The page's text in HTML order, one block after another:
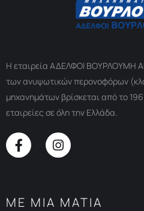
Η εταιρεία ΑΔΕΛΦΟΙ ΒΟΥΡΛΟΥΜΗ
των ανυψωτικών περονοφόρων
μηχανημάτων βρίσκεται από το
εταιρείες σε όλη την Ελλάδα.
ΜΕ ΜΙΑ ΜΑΤΙΑ